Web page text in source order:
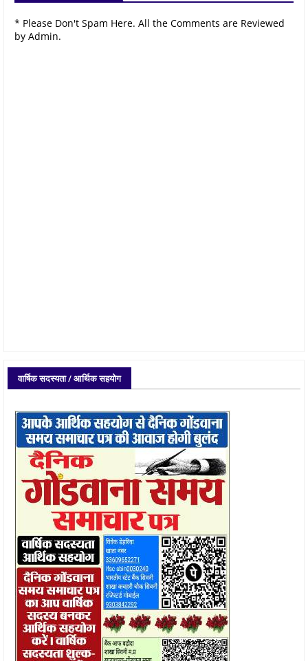
* Please Don't Spam Here. All the Comments are Reviewed
by Admin.
वार्षिक सदस्यता / आर्थिक सहयोग